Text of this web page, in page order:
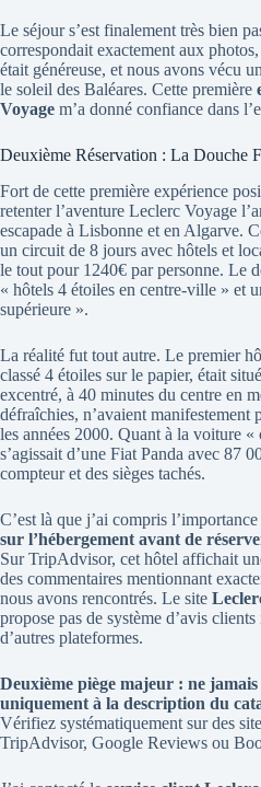
Le séjour s’est finalement très bien
correspondait exactement aux
était généreuse, et nous avons vécu
le soleil des Baléares. Cette première
Voyage m’a donné confiance dans
Deuxième Réservation : La Douche
Fort de cette première expérience
retenter l’aventure Leclerc Voyage
escapade à Lisbonne et en Algarve.
un circuit de 8 jours avec hôtels et
le tout pour 1240€ par personne. Le
« hôtels 4 étoiles en centre-ville » et
supérieure ».
La réalité fut tout autre. Le premier
classé 4 étoiles sur le papier, était
excentré, à 40 minutes du centre en
défraîchies, n’avaient manifestement
les années 2000. Quant à la voiture
s’agissait d’une Fiat Panda avec 87
compteur et des sièges tachés.
C’est là que j’ai compris l’importance
sur l’hébergement avant de
Sur TripAdvisor, cet hôtel affichait
des commentaires mentionnant
nous avons rencontrés. Le site
propose pas de système d’avis
d’autres plateformes.
Deuxième piège majeur : ne
uniquement à la description du
Vérifiez systématiquement sur des
TripAdvisor, Google Reviews ou